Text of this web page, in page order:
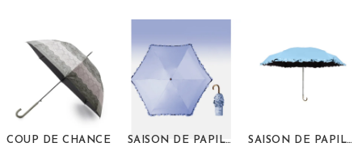
COUP DE CHANCE SAISON DE PAPILLON SAISON DE PAPILLON